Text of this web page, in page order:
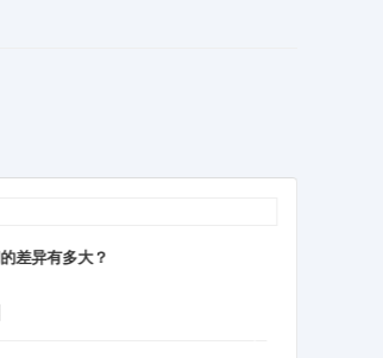
NADH：以4倍效果碾压 NMN？